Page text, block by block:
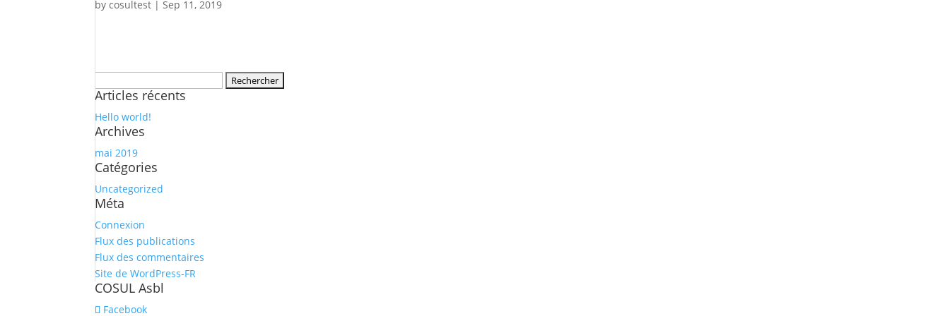
bycosultest |Sep 11, 2019
Articles récents
Hello world!
Archives
mai 2019
Catégories
Uncategorized
Méta
Connexion
Flux des publications
Flux des commentaires
Site de WordPress-FR
COSUL Asbl
Facebook